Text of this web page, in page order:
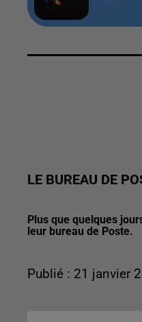
LE BUREAU DE
Plus que quelques
leur bureau de Poste.
Publié : 21 janvier